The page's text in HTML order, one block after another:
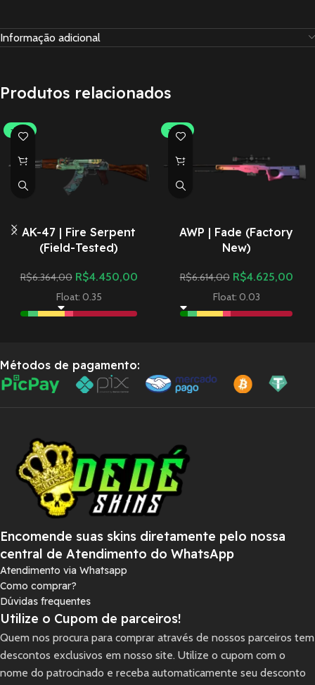
Informação adicional
Produtos relacionados
-30%
AK-47 | Fire Serpent
(Field-Tested)
R$6.364,00 R$4.450,00
Float: 0.35
-30%
AWP | Fade (Factory
New)
R$6.614,00 R$4.625,00
Float: 0.03
Métodos de pagamento:
Encomende suas skins diretamente pelo nossa
central de Atendimento do WhatsApp
Atendimento via Whatsapp
Como comprar?
Dúvidas frequentes
Utilize o Cupom de parceiros!
Quem nos procura para comprar através de nossos parceiros tem
descontos exclusivos em nosso site. Utilize o cupom com o
nome do patrocinado e receba automaticamente seu desconto